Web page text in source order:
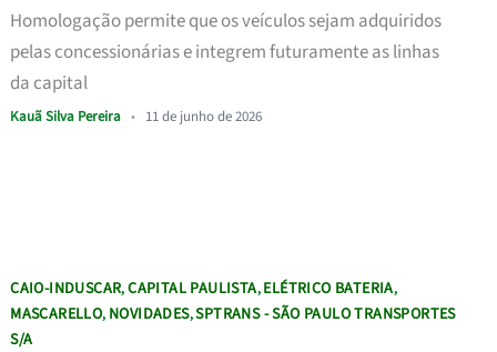
Homologação permite que os veículos sejam adquiridos
pelas concessionárias e integrem futuramente as linhas
da capital
Kauã Silva Pereira • 11 de junho de 2026
CAIO-INDUSCAR,CAPITAL PAULISTA,ELÉTRICO BATERIA,
MASCARELLO, NOVIDADES,SPTRANS - SÃO PAULO TRANSPORTES
S/A